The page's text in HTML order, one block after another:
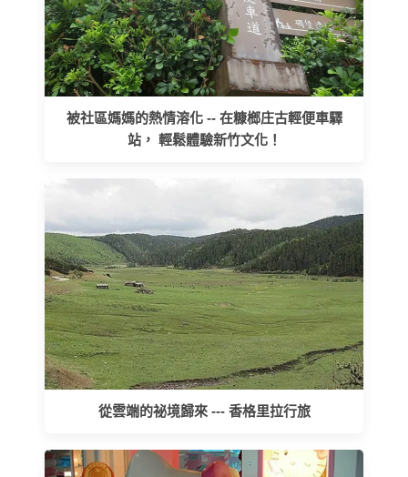
被社區媽媽的熱情溶化 -- 在糠榔庄古輕便車驛
站， 輕鬆體驗新竹文化！
從雲端的祕境歸來 --- 香格里拉行旅